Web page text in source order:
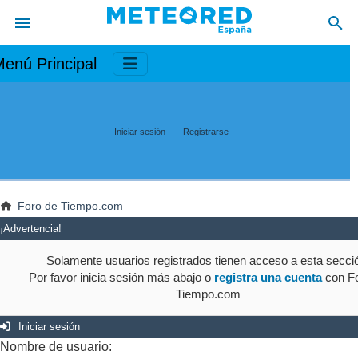
Principal
Iniciar sesión Registrarse
Foro de Tiempo.com
¡Advertencia!
Solamente usuarios registrados tienen acceso a esta
Por favor inicia sesión más abajo o registra una cuentacon
Tiempo.com
Iniciar sesión
Nombre de usuario: